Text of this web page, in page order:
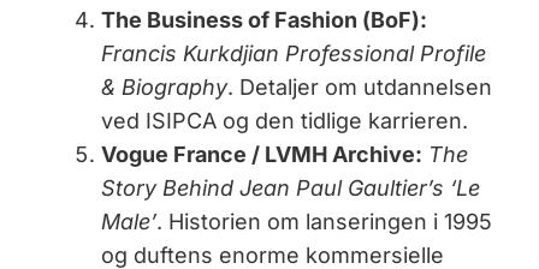
The Business of Fashion (BoF):
Francis Kurkdjian Professional Profile
& Biography. Detaljer om utdannelsen
ved ISIPCA og den tidlige karrieren.
Vogue France / LVMH Archive: The
Story Behind Jean Paul Gaultier’s ‘Le
Male’. Historien om lanseringen i 1995
og duftens enorme kommersielle